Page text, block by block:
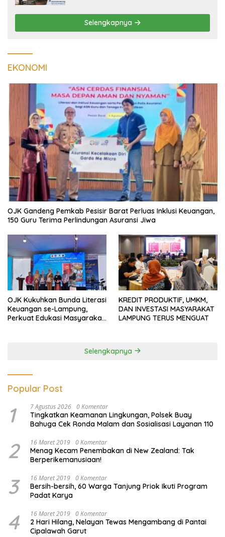
Selengkapnya
EKONOMI
OJK Gandeng Pemkab Pesisir Barat Perluas Inklusi Keuangan,
150 Guru Terima Perlindungan Asuransi Jiwa
OJK Kukuhkan Bunda Literasi
Keuangan se-Lampung,
Perkuat Edukasi Masyarakat
KREDIT PRODUKTIF, UMKM,
DAN INVESTASI MASYARAKAT
LAMPUNG TERUS MENGUAT
Selengkapnya
Popular Post
1 7 Agustus 2026 0 Komentar
Tingkatkan Keamanan Lingkungan, Polsek Buay
Bahuga Cek Ronda Malam dan Sosialisasi Layanan 110
2 16 Maret 2019 0 Komentar
Menag Kecam Penembakan di New Zealand: Tak
Berperikemanusiaan!
3 16 Maret 2019 0 Komentar
Bersih-bersih, 60 Warga Tanjung Priok Ikuti Program
Padat Karya
4 16 Maret 2019 0 Komentar
2 Hari Hilang, Nelayan Tewas Mengambang di Pantai
Cipalawah Garut